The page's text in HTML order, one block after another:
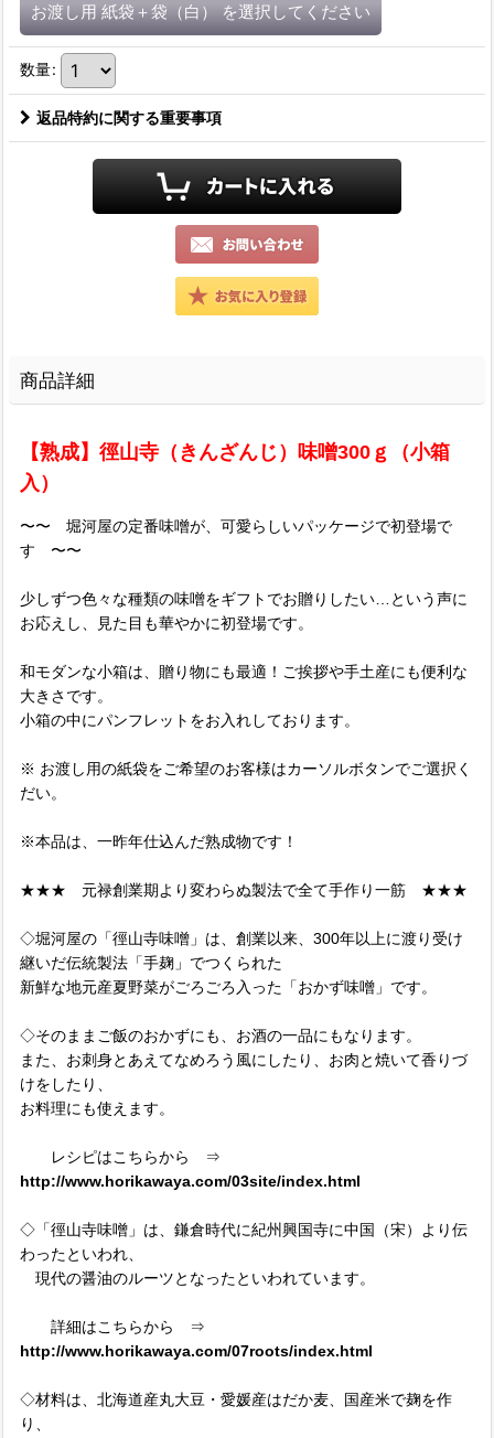
お渡し用 紙袋＋袋（白） を選択してください
数量:
返品特約に関する重要事項
商品詳細
【熟成】徑山寺（きんざんじ）味噌300ｇ（小箱
入）
〜〜 堀河屋の定番味噌が、可愛らしいパッケージで初登場で
す 〜〜
少しずつ色々な種類の味噌をギフトでお贈りしたい…という声に
お応えし、見た目も華やかに初登場です。
和モダンな小箱は、贈り物にも最適！ご挨拶や手土産にも便利な
大きさです。
小箱の中にパンフレットをお入れしております。
※ お渡し用の紙袋をご希望のお客様はカーソルボタンでご選択く
だい。
※本品は、一昨年仕込んだ熟成物です！
★★★ 元禄創業期より変わらぬ製法で全て手作り一筋 ★★★
◇堀河屋の「徑山寺味噌」は、創業以来、300年以上に渡り受け
継いだ伝統製法「手麹」でつくられた
新鮮な地元産夏野菜がごろごろ入った「おかず味噌」です。
◇そのままご飯のおかずにも、お酒の一品にもなります。
また、お刺身とあえてなめろう風にしたり、お肉と焼いて香りづ
けをしたり、
お料理にも使えます。
レシピはこちらから ⇒
http://www.horikawaya.com/03site/index.html
◇「徑山寺味噌」は、鎌倉時代に紀州興国寺に中国（宋）より伝
わったといわれ、
現代の醤油のルーツとなったといわれています。
詳細はこちらから ⇒
http://www.horikawaya.com/07roots/index.html
◇材料は、北海道産丸大豆・愛媛産はだか麦、国産米で麹を作
り、